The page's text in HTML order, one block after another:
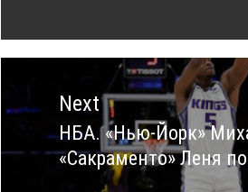
Next
Next
post:
НБА. «Нью-Йорк»
«Сакраменто» Леня